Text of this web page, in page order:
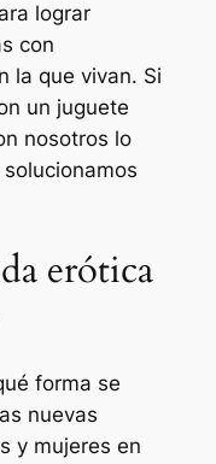
lograr
con
la que vivan. Si
un juguete
nosotros lo
erótica
forma se
nuevas
y mujeres en